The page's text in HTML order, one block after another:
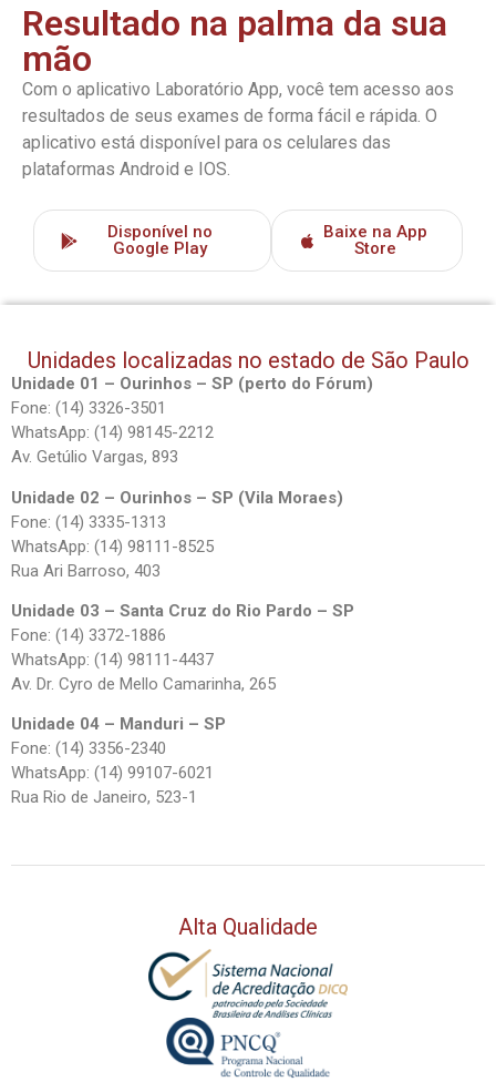
Resultado na palma da sua
mão
Com o aplicativo Laboratório App, você tem acesso aos
resultados de seus exames de forma fácil e rápida. O
aplicativo está disponível para os celulares das
plataformas Android e IOS.
Disponível no
Google Play
Baixe na App
Store
Unidades localizadas no estado de São Paulo
Unidade 01 – Ourinhos – SP (perto do Fórum)
Fone: (14) 3326-3501
WhatsApp: (14) 98145-2212
Av. Getúlio Vargas, 893
Unidade 02 – Ourinhos – SP (Vila Moraes)
Fone: (14) 3335-1313
WhatsApp: (14) 98111-8525
Rua Ari Barroso, 403
Unidade 03 – Santa Cruz do Rio Pardo – SP
Fone: (14) 3372-1886
WhatsApp: (14) 98111-4437
Av. Dr. Cyro de Mello Camarinha, 265
Unidade 04 – Manduri – SP
Fone: (14) 3356-2340
WhatsApp: (14) 99107-6021
Rua Rio de Janeiro, 523-1
Alta Qualidade